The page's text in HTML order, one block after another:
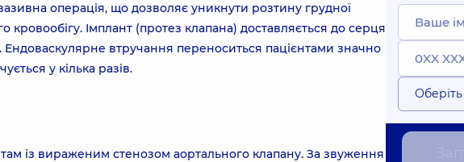
операція, що дозволяє уникнути розтину грудної
кровообігу. Імплант (протез клапана) доставляється до серця
втручання переноситься пацієнтами значно
у кілька разів.
із вираженим стенозом аортального клапану. За звуження
Оберіть